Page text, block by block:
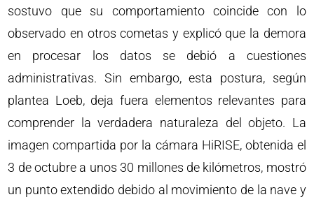
sostuvo que su comportamiento coincide con lo
observado en otros cometas y explicó que la demora
en procesar los datos se debió a cuestiones
administrativas. Sin embargo, esta postura, según
plantea Loeb, deja fuera elementos relevantes para
comprender la verdadera naturaleza del objeto. La
imagen compartida por la cámara HiRISE, obtenida el
3 de octubre a unos 30 millones de kilómetros, mostró
un punto extendido debido al movimiento de la nave y